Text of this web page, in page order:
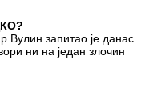
Вулин запитао jе данас
ни на jедан злочин